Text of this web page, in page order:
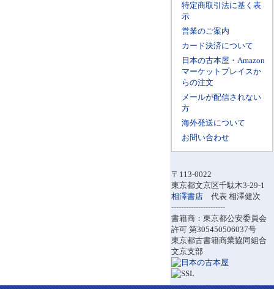
特定商取引法に基く表
示
営業のご案内
カード決済について
日本の古本屋・Amazon
マーケットプレイスか
らの注文
メールが配信されない
方
海外発送について
お問い合わせ
〒113-0022
東京都文京区千駄木3-29-1
相澤書店 代表 相澤健次
----------------------
書籍商：東京都公安委員会
許可 第305450506037号
東京都古書籍商業協同組合
文京支部